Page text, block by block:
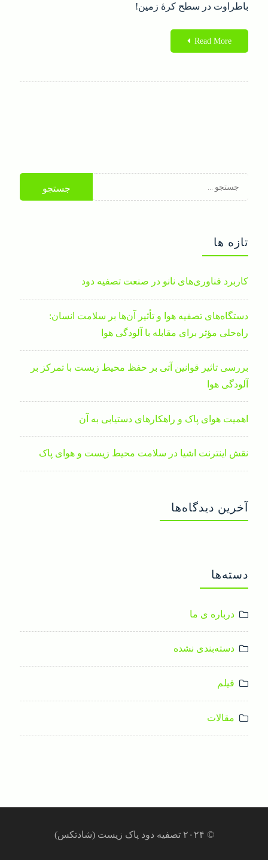
باطراوت در سطح کرهٔ زمین!
Read More
تازه ها
کاربرد فناوری‌های نانو در صنعت تصفیه دود
دستگاه‌های تصفیه هوا و تأثیر آن‌ها بر سلامت انسان:
راه‌حلی مؤثر برای مقابله با آلودگی هوا
بررسی تاثیر قوانین آتی بر حفظ محیط زیست با تمرکز بر
آلودگی هوا
اهمیت هوای پاک و راهکارهای دستیابی به آن
نقش اینترنت اشیا در سلامت محیط زیست و هوای پاک
آخرین دیدگاه‌ها
دسته‌ها
درباره ی ما
دسته‌بندی نشده
فیلم
مقالات
© ۲۰۲۴ تصفیه دود پاک زیست (شادتکس)